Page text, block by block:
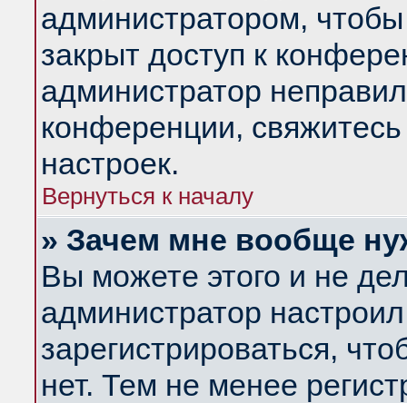
администратором,
закрыт доступ к
администратор
конференции,
настроек.
Вернуться к началу
» Зачем мне вообще
Вы можете этого и не
администратор
зарегистрироваться,
нет. Тем не менее